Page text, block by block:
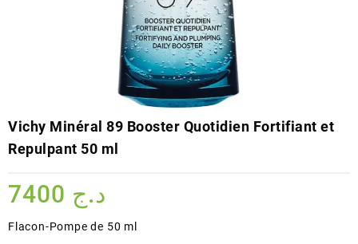
Vichy Minéral 89 Booster Quotidien Fortifiant et
Repulpant 50 ml
د.ج
Flacon-Pompe de 50 ml